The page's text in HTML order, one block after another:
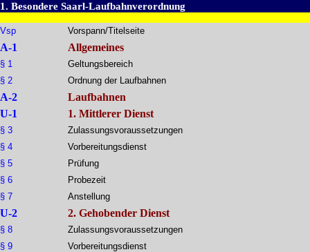
1. Besondere Saarl-Laufbahnverordnung
Vsp Vorspann/Titelseite
A-1 Allgemeines
§ 1
§ 2
Geltungsbereich
Ordnung der Laufbahnen
A-2
U-1
Laufbahnen
1. Mittlerer Dienst
§ 3
§ 4
§ 5
§ 6
§ 7
Zulassungsvoraussetzungen
Vorbereitungsdienst
Prüfung
Probezeit
Anstellung
U-2 2. Gehobender Dienst
§ 8
§ 9
Zulassungsvoraussetzungen
Vorbereitungsdienst